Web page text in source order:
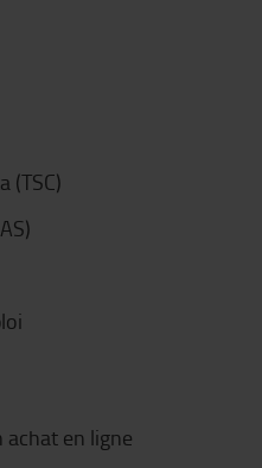
(TSC)
achat en ligne